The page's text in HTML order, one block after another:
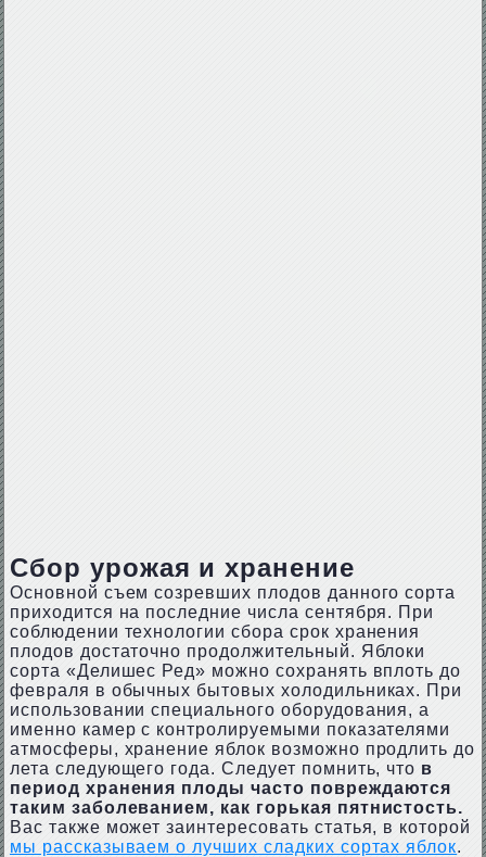
Сбор урожая и хранение
Основной съем созревших плодов данного сорта
приходится на последние числа сентября. При
соблюдении технологии сбора срок хранения
плодов достаточно продолжительный. Яблоки
сорта «Делишес Ред» можно сохранять вплоть до
февраля в обычных бытовых холодильниках. При
использовании специального оборудования, а
именно камер с контролируемыми показателями
атмосферы, хранение яблок возможно продлить до
лета следующего года. Следует помнить, что в
период хранения плоды часто повреждаются
таким заболеванием, как горькая пятнистость.
Вас также может заинтересовать статья, в которой
мы рассказываем о лучших сладких сортах яблок.